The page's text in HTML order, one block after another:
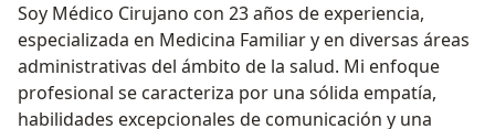
Soy Médico Cirujano con 23 años de experiencia,
especializada en Medicina Familiar y en diversas áreas
administrativas del ámbito de la salud. Mi enfoque
profesional se caracteriza por una sólida empatía,
habilidades excepcionales de comunicación y una